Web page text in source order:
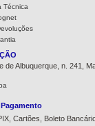
Técnica
de Albuquerque, n. 241,
Cartões, Boleto